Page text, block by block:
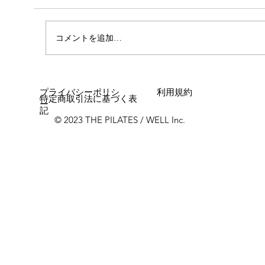
コメントを追加…
© 2023 THE PILATES / WELL Inc.
プライバシーポリシ
ー
利用規約
特定商取引法に基づく表
記